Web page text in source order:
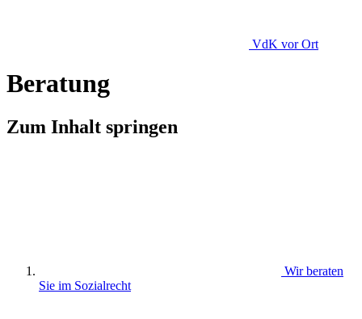
VdK vor Ort
Beratung
Zum Inhalt springen
Wir beraten
Sie im Sozialrecht